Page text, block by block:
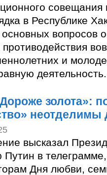
совещания
в Республике
вопросов
и
деятельность.
золота»:
неотделимы
высказал
Путин в
Дня любви,